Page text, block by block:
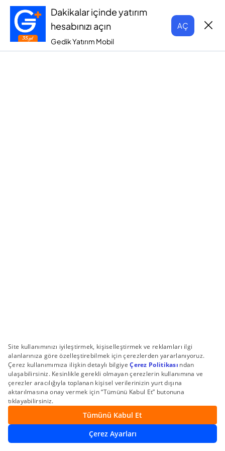
Dakikalar içinde yatırım
hesabınızı açın
Gedik Yatırım Mobil
AÇ